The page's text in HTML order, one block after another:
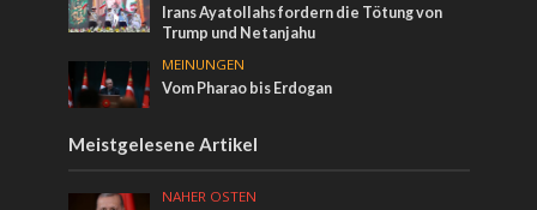
Irans Ayatollahs fordern die Tötung von
Trump und Netanjahu
MEINUNGEN
Vom Pharao bis Erdogan
Meistgelesene Artikel
NAHER OSTEN